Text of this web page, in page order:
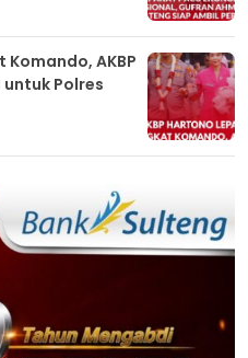
Komando, AKBP
Polres
Kapolres